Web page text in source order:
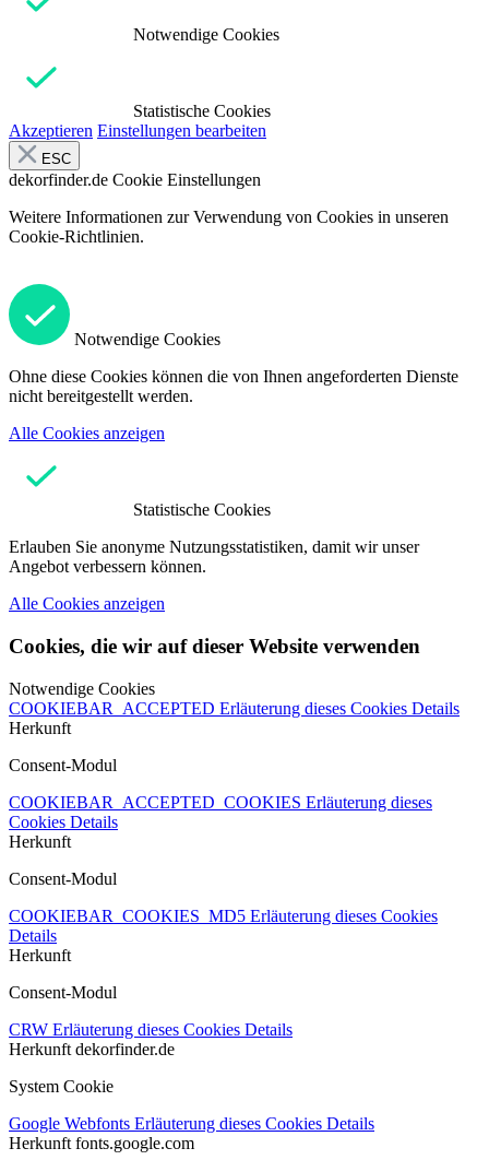
Notwendige Cookies
Statistische Cookies
Akzeptieren Einstellungen bearbeiten
ESC
dekorfinder.de Cookie Einstellungen
Weitere Informationen zur Verwendung von Cookies in unseren
Cookie-Richtlinien.
Notwendige Cookies
Ohne diese Cookies können die von Ihnen angeforderten Dienste
nicht bereitgestellt werden.
Alle Cookies anzeigen
Statistische Cookies
Erlauben Sie anonyme Nutzungsstatistiken, damit wir unser
Angebot verbessern können.
Alle Cookies anzeigen
Cookies, die wir auf dieser Website verwenden
Notwendige Cookies
COOKIEBAR_ACCEPTED Erläuterung dieses Cookies Details
Herkunft
Consent-Modul
COOKIEBAR_ACCEPTED_COOKIES Erläuterung dieses
Cookies Details
Herkunft
Consent-Modul
COOKIEBAR_COOKIES_MD5 Erläuterung dieses Cookies
Details
Herkunft
Consent-Modul
CRW Erläuterung dieses Cookies Details
Herkunft dekorfinder.de
System Cookie
Google Webfonts Erläuterung dieses Cookies Details
Herkunft fonts.google.com